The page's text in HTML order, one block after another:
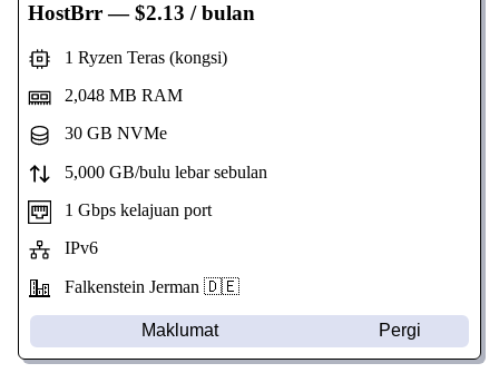
HostBrr— $2.13 / bulan
1 Ryzen Teras (kongsi)
2,048 MB RAM
30 GB NVMe
5,000 GB/bulu lebar sebulan
1 Gbps kelajuan port
IPv6
Falkenstein Jerman 🇩🇪
Maklumat Pergi